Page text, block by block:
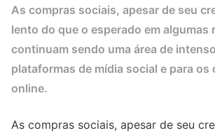
As compras sociais, apesar de seu
lento do que o esperado em algumas
continuam sendo uma área de
plataformas de mídia social e para os
online.
As compras sociais, apesar de seu